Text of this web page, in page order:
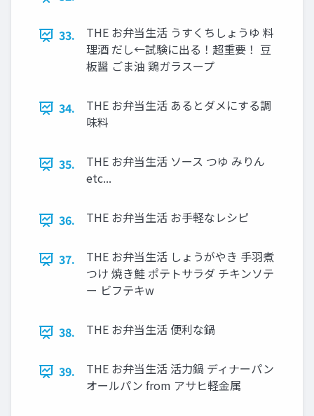
33.
THE お弁当生活 うすくちしょうゆ 料
理酒 だし←試験に出る！超重要！ 豆
板醤 ごま油 鶏ガラスープ
34.
THE お弁当生活 あるとダメにする調
味料
35.
THE お弁当生活 ソース つゆ みりん
etc...
36. THE お弁当生活 お手軽なレシピ
37.
THE お弁当生活 しょうがやき 手羽煮
つけ 焼き鮭 ポテトサラダ チキンソテ
ー ビフテキw
38. THE お弁当生活 便利な鍋
39.
THE お弁当生活 活力鍋 ディナーパン
オールパン from アサヒ軽金属